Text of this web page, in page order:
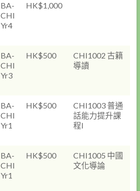
BA-
CHI
Yr4
HK$1,000
BA-
CHI
Yr3
HK$500
CHI1002 古籍
導讀
BA-
CHI
Yr1
HK$500
CHI1003 普通
話能力提升課
程I
BA-
CHI
Yr1
HK$500
CHI1005 中國
文化導論